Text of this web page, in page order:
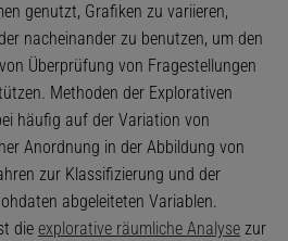
genutzt, Grafiken zu variieren,
nacheinander zu benutzen, um den
Überprüfung von Fragestellungen
Methoden der Explorativen
häufig auf der Variation von
Anordnung in der Abbildung von
zur Klassifizierung und der
abgeleiteten Variablen.
die explorative räumliche Analyse zur